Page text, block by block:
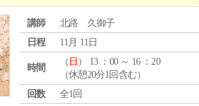
講師
北路 久御子
日程
11月 11日
時間
（ 日 ） 13 ：00 ～ 16 ：20
（休憩20分1回含む）
回数
全1回